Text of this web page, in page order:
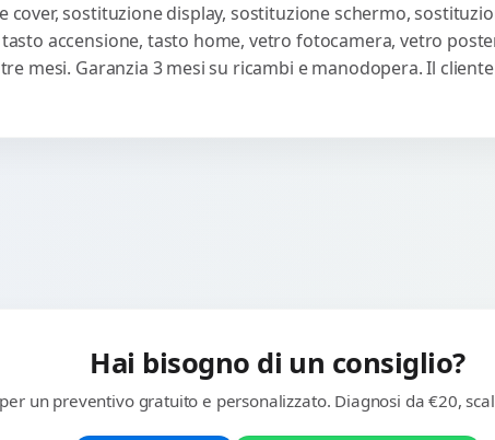
sostituzione display, sostituzione schermo,
accensione, tasto home, vetro fotocamera, vetro
mesi. Garanzia 3 mesi su ricambi e manodopera. Il
Hai bisogno di un consiglio?
un preventivo gratuito e personalizzato. Diagnosi da €20,